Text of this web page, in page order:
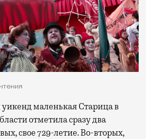
отметила сразу два
свое 729-летие. Во-вторых,